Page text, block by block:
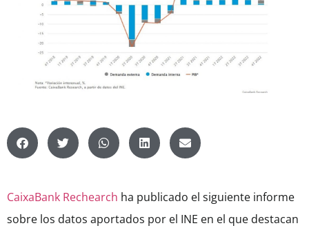
CaixaBank Rechearch ha publicado el siguiente informe
sobre los datos aportados por el INE en el que destacan